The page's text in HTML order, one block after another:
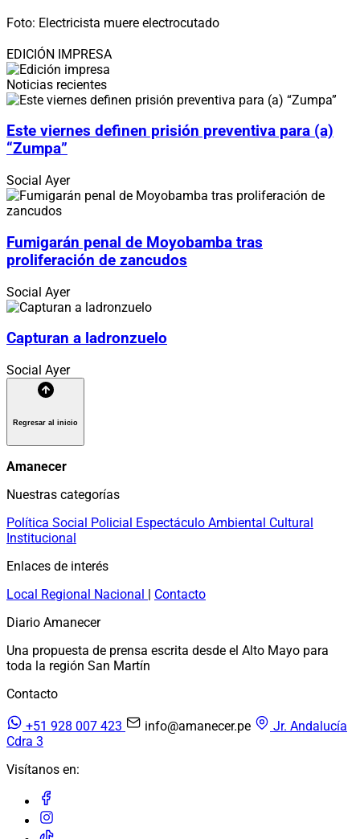
Foto: Electricista muere electrocutado
EDICIÓN IMPRESA
Noticias recientes
Este viernes definen prisión preventiva para (a)
“Zumpa”
Social Ayer
Fumigarán penal de Moyobamba tras
proliferación de zancudos
Social Ayer
Capturan a ladronzuelo
Social Ayer
Regresar al inicio
Amanecer
Nuestras categorías
Política Social Policial Espectáculo Ambiental Cultural
Institucional
Enlaces de interés
Local Regional Nacional | Contacto
Diario Amanecer
Una propuesta de prensa escrita desde el Alto Mayo para
toda la región San Martín
Contacto
+51 928 007 423 info@amanecer.pe
Jr. Andalucía
Cdra 3
Visítanos en: